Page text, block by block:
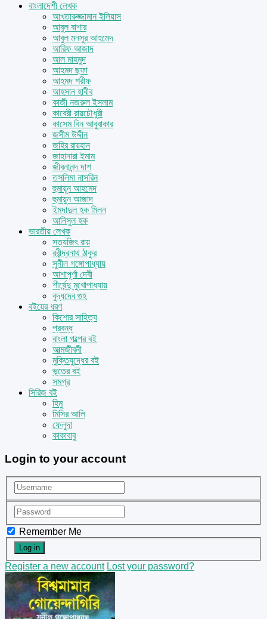
বাংলাদেশী লেখক
আখতারুজ্জামান ইলিয়াস
আবুল বাশার
আবুল মনসুর আহমেদ
আরিফ আজাদ
আল মাহমুদ
আহমদ ছফা
আহমদ শরীফ
আহসান হাবীব
কাজী নজরুল ইসলাম
কাবেরী রায়চৌধুরী
কাসেম বিন আবুবাকার
জসীম উদ্দীন
জহির রায়হান
জাহানারা ইমাম
জীবনানন্দ দাশ
তসলিমা নাসরিন
হুমায়ূন আহমেদ
হুমায়ুন আজাদ
ইমদাদুল হক মিলন
আনিসুল হক
ভারতীয় লেখক
সত্যজিৎ রায়
রবীন্দ্রনাথ ঠাকুর
সুনীল গঙ্গোপাধ্যায়
আশাপূর্ণা দেবী
শীর্ষেন্দু মুখোপাধ্যায়
বুদ্ধদেব গুহ
বইয়ের ধরণ
কিশোর সাহিত্য
প্রবন্ধ
বাংলা গল্পের বই
আত্মজীবনী
মুক্তিযুদ্ধের বই
ভূতের বই
সমগ্র
সিরিজ বই
হিমু
মিসির আলি
ফেলুদা
কাকাবাবু
Login to your account
Remember Me
Register a new account Lost your password?